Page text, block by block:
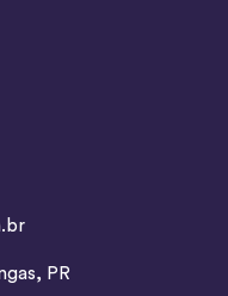
PR